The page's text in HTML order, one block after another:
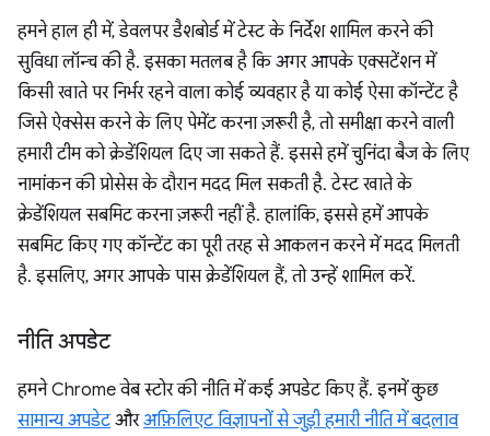
हमने हाल ही में, डेवलपर डैशबोर्ड में टेस्ट के निर्देश शामिल करने की
सुविधा लॉन्च की है. इसका मतलब है कि अगर आपके एक्सटेंशन में
किसी खाते पर निर्भर रहने वाला कोई व्यवहार है या कोई ऐसा कॉन्टेंट है
जिसे ऐक्सेस करने के लिए पेमेंट करना ज़रूरी है, तो समीक्षा करने वाली
हमारी टीम को क्रेडेंशियल दिए जा सकते हैं. इससे हमें चुनिंदा बैज के लिए
नामांकन की प्रोसेस के दौरान मदद मिल सकती है. टेस्ट खाते के
क्रेडेंशियल सबमिट करना ज़रूरी नहीं है. हालांकि, इससे हमें आपके
सबमिट किए गए कॉन्टेंट का पूरी तरह से आकलन करने में मदद मिलती
है. इसलिए, अगर आपके पास क्रेडेंशियल हैं, तो उन्हें शामिल करें.
नीति अपडेट
हमने Chrome वेब स्टोर की नीति में कई अपडेट किए हैं. इनमें कुछ
सामान्य अपडेटऔरअफ़िलिएट विज्ञापनों से जुड़ी हमारी नीति में बदलाव